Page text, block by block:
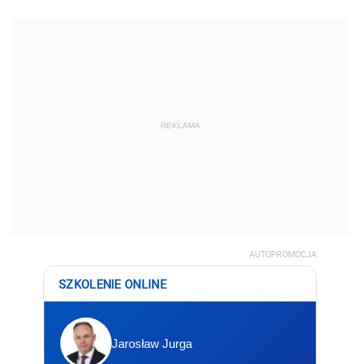
REKLAMA
AUTOPROMOCJA
SZKOLENIE ONLINE
Jarosław Jurga